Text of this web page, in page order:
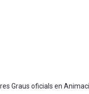
Graus oficials en